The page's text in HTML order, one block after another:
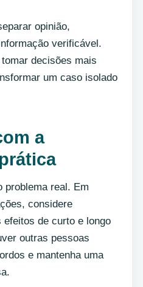
opinião,
verificável.
decisões mais
um caso isolado
a
problema real. Em
considere
de curto e longo
outras pessoas
e mantenha uma